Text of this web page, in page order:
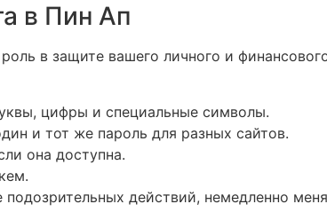
в Пин Ап
в защите вашего личного и
цифры и специальные символы.
и тот же пароль для разных сайтов.
она доступна.
действий, немедленно